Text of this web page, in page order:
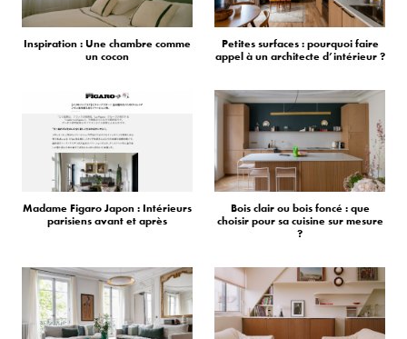
Inspiration : Une chambre comme
un cocon
Petites surfaces : pourquoi faire
appel à un architecte d’intérieur ?
Madame Figaro Japon : Intérieurs
parisiens avant et après
Bois clair ou bois foncé : que
choisir pour sa cuisine sur mesure
?